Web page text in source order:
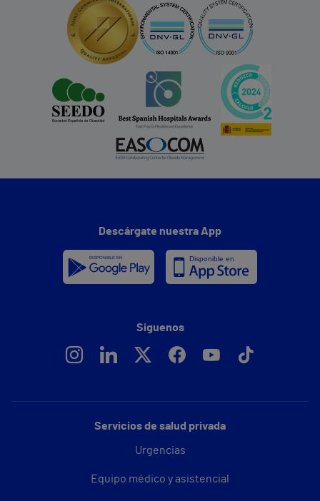
Servicios de salud privada
Urgencias
Equipo médico y asistencial
Descárgate nuestra App
Síguenos